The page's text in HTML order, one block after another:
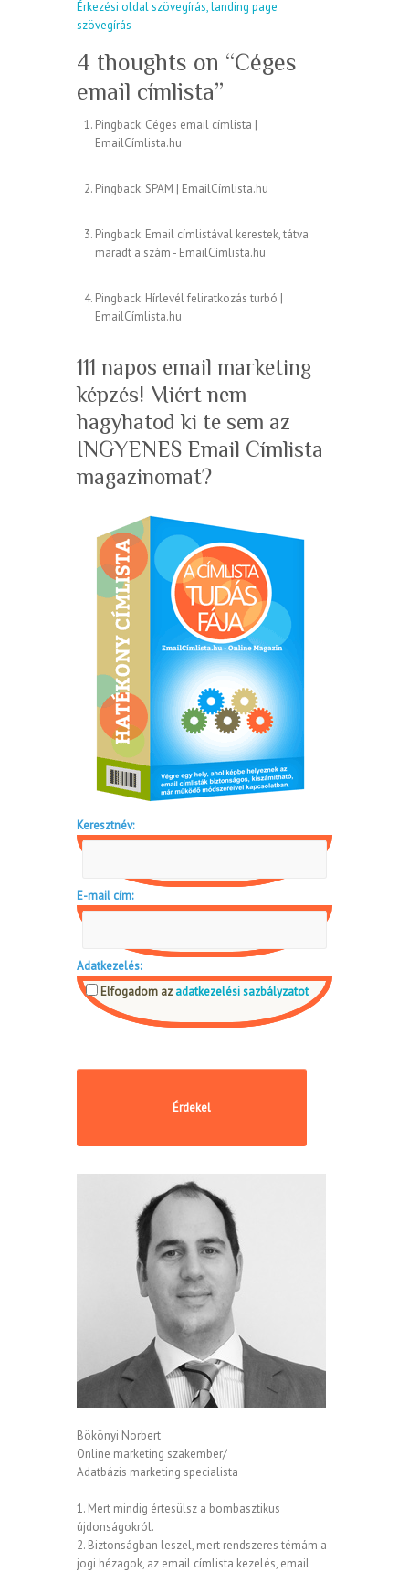
Érkezési oldal szövegírás, landing page
szövegírás
4 thoughts on “Céges
email címlista”
Pingback: Céges email címlista |
EmailCímlista.hu
Pingback: SPAM | EmailCímlista.hu
Pingback: Email címlistával kerestek, tátva
maradt a szám - EmailCímlista.hu
Pingback: Hírlevél feliratkozás turbó |
EmailCímlista.hu
111 napos email marketing
képzés! Miért nem
hagyhatod ki te sem az
INGYENES Email Címlista
magazinomat?
Keresztnév:
E-mail cím:
Adatkezelés:
Elfogadom az adatkezelési sazbályzatot
Bökönyi Norbert
Online marketing szakember/
Adatbázis marketing specialista
1. Mert mindig értesülsz a bombasztikus
újdonságokról.
2. Biztonságban leszel, mert rendszeres témám a
jogi hézagok, az email címlista kezelés, email